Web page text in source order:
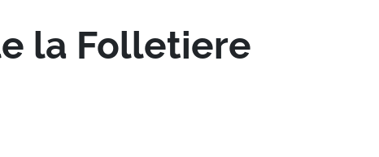
la Folletiere